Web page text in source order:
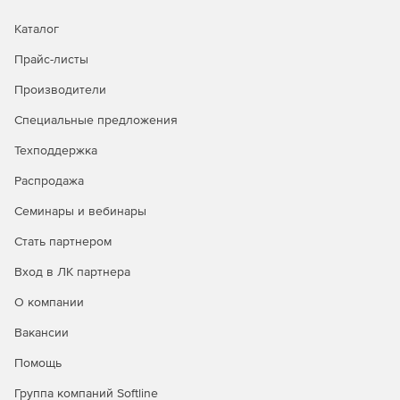
Каталог
Прайс-листы
Производители
Специальные предложения
Техподдержка
Распродажа
Семинары и вебинары
Стать партнером
Вход в ЛК партнера
О компании
Вакансии
Помощь
Группа компаний Softline